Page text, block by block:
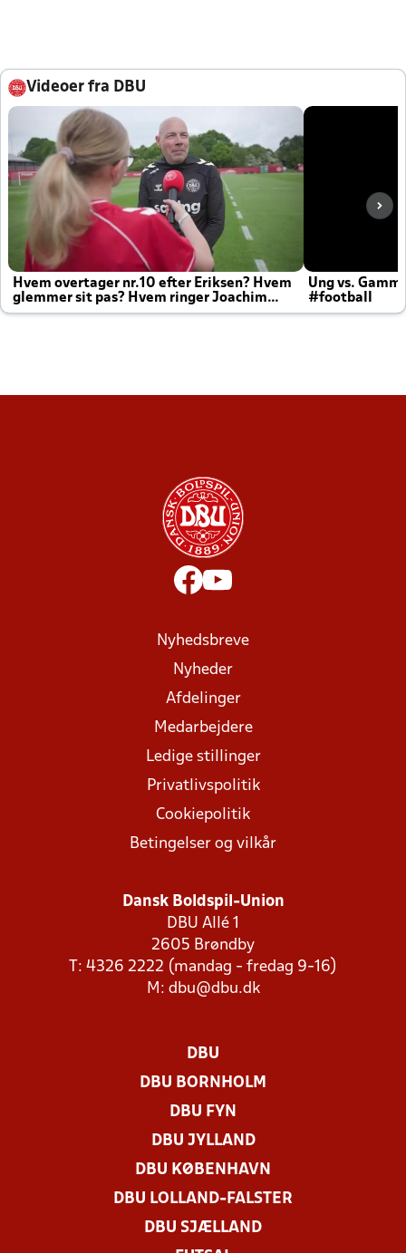
Videoer fra DBU
Hvem overtager nr.10 efter Eriksen? Hvem
glemmer sit pas? Hvem ringer Joachim
altid til efter kampe?
Ung vs.
#football
Nyhedsbreve
Nyheder
Afdelinger
Medarbejdere
Ledige stillinger
Privatlivspolitik
Cookiepolitik
Betingelser og vilkår
Dansk Boldspil-Union
DBU Allé 1
2605 Brøndby
T: 4326 2222 (mandag - fredag 9-16)
M: dbu@dbu.dk
DBU
DBU BORNHOLM
DBU FYN
DBU JYLLAND
DBU KØBENHAVN
DBU LOLLAND-FALSTER
DBU SJÆLLAND